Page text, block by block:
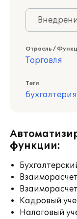
Отрасль /
Торговля
Теги
бухгалтерия
функции:
Кадровый
Налоговый